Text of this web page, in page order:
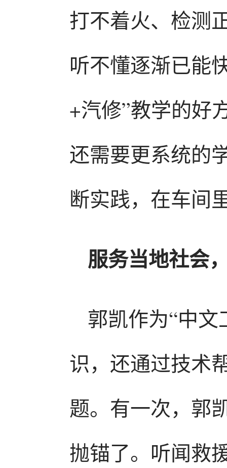
打不着火、检测
听不懂逐渐已能
+汽修”教学的好
还需要更系统的
断实践，在车间
服务当地社会
郭凯作为“中
识，还通过技术
题。有一次，郭
抛锚了。听闻救